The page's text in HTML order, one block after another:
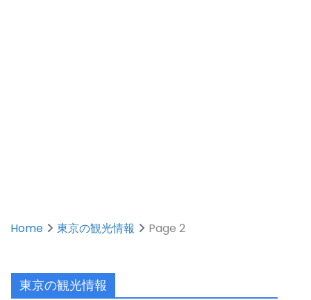
Home 東京の観光情報 Page 2
東京の観光情報